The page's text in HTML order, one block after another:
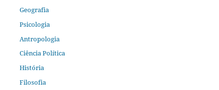
Geografia
Psicologia
Antropologia
Ciência Política
História
Filosofia